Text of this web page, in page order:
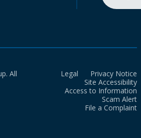
All
Legal
Privacy Notice
Site Accessibility
Access to Information
Scam Alert
File a Complaint